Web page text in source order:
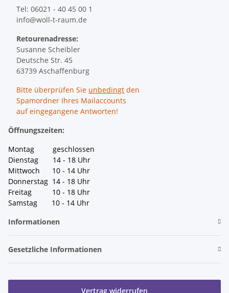
Tel: 06021 - 40 45 00 1
info@woll-t-raum.de
Retourenadresse:
Susanne Scheibler
Deutsche Str. 45
63739 Aschaffenburg
Bitte überprüfen Sie unbedingt den
Spamordner Ihres Mailaccounts
auf eingegangene Antworten!
Öffnungszeiten:
Montag geschlossen
Dienstag 14 - 18 Uhr
Mittwoch 10 - 14 Uhr
Donnerstag 14 - 18 Uhr
Freitag 10 - 18 Uhr
Samstag 10 - 14 Uhr
Informationen
Gesetzliche Informationen
Vertrag widerrufen